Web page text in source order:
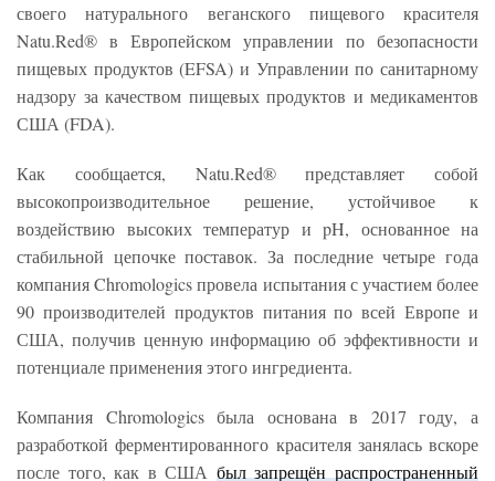
своего натурального веганского пищевого красителя
Natu.Red® в Европейском управлении по безопасности
пищевых продуктов (EFSA) и Управлении по санитарному
надзору за качеством пищевых продуктов и медикаментов
США (FDA).
Как сообщается, Natu.Red® представляет собой
высокопроизводительное решение, устойчивое к
воздействию высоких температур и pH, основанное на
стабильной цепочке поставок. За последние четыре года
компания Chromologics провела испытания с участием более
90 производителей продуктов питания по всей Европе и
США, получив ценную информацию об эффективности и
потенциале применения этого ингредиента.
Компания Chromologics была основана в 2017 году, а
разработкой ферментированного красителя занялась вскоре
после того, как в США был запрещён распространенный